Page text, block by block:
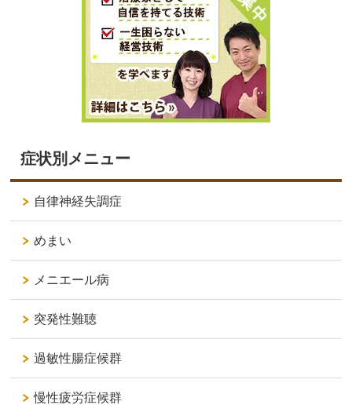
症状別メニュー
自律神経失調症
めまい
メニエール病
突発性難聴
過敏性腸症候群
慢性疲労症候群